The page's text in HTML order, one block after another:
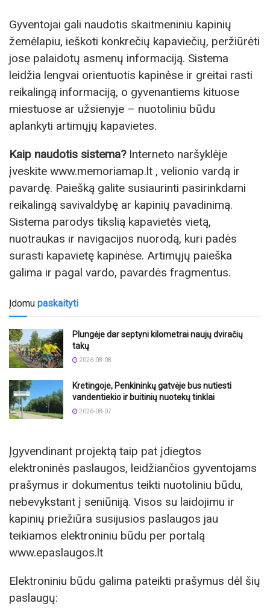
Gyventojai gali naudotis skaitmeniniu kapinių
žemėlapiu, ieškoti konkrečių kapaviečių, peržiūrėti
jose palaidotų asmenų informaciją. Sistema
leidžia lengvai orientuotis kapinėse ir greitai rasti
reikalingą informaciją, o gyvenantiems kituose
miestuose ar užsienyje – nuotoliniu būdu
aplankyti artimųjų kapavietes.
Kaip naudotis sistema?Interneto naršyklėje
įveskite www.memoriamap.lt , velionio vardą ir
pavardę. Paiešką galite susiaurinti pasirinkdami
reikalingą savivaldybę ar kapinių pavadinimą.
Sistema parodys tikslią kapavietės vietą,
nuotraukas ir navigacijos nuorodą, kuri padės
surasti kapavietę kapinėse. Artimųjų paieška
galima ir pagal vardo, pavardės fragmentus.
Įdomu paskaityti
Plungėje dar septyni kilometrai naujų dviračių
takų
2026-08-08
Kretingoje, Penkininkų gatvėje bus nutiesti
vandentiekio ir buitinių nuotekų tinklai
2026-08-07
Įgyvendinant projektą taip pat įdiegtos
elektroninės paslaugos, leidžiančios gyventojams
prašymus ir dokumentus teikti nuotoliniu būdu,
nebevykstant į seniūniją. Visos su laidojimu ir
kapinių priežiūra susijusios paslaugos jau
teikiamos elektroniniu būdu per portalą
www.epaslaugos.lt
Elektroniniu būdu galima pateikti prašymus dėl šių
paslaugų: